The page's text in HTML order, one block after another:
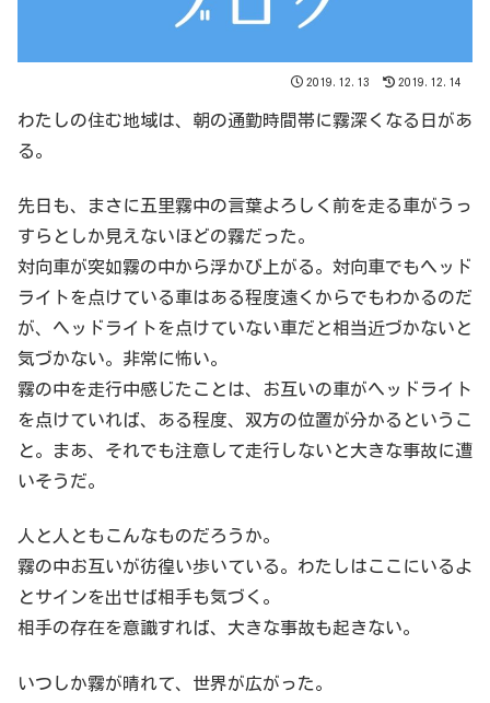
2019.12.13 2019.12.14
わたしの住む地域は、朝の通勤時間帯に霧深くなる日があ
る。
先日も、まさに五里霧中の言葉よろしく前を走る車がうっ
すらとしか見えないほどの霧だった。
対向車が突如霧の中から浮かび上がる。対向車でもヘッド
ライトを点けている車はある程度遠くからでもわかるのだ
が、ヘッドライトを点けていない車だと相当近づかないと
気づかない。非常に怖い。
霧の中を走行中感じたことは、お互いの車がヘッドライト
を点けていれば、ある程度、双方の位置が分かるというこ
と。まあ、それでも注意して走行しないと大きな事故に遭
いそうだ。
人と人ともこんなものだろうか。
霧の中お互いが彷徨い歩いている。わたしはここにいるよ
とサインを出せば相手も気づく。
相手の存在を意識すれば、大きな事故も起きない。
いつしか霧が晴れて、世界が広がった。